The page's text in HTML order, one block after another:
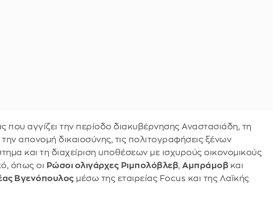
που αγγίζει την περίοδο διακυβέρνησης Αναστασιάδη, τη
απονομή δικαιοσύνης, τις πολιτογραφήσεις ξένων
και τη διαχείριση υποθέσεων με ισχυρούς οικονομικούς
όπως οι Ρώσοι ολιγάρχες Ριμπολόβλεβ,Αμπράμοβ και
Βγενόπουλος μέσω της εταιρείας Focus και της Λαϊκής